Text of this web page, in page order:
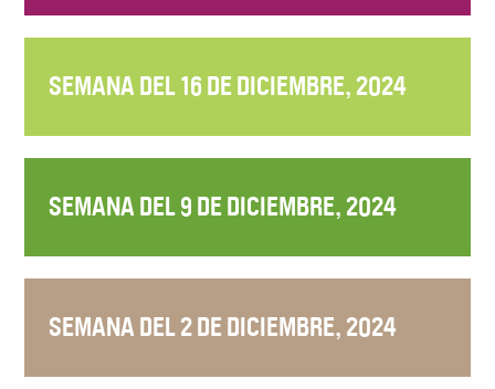
SEMANA DEL 16 DE DICIEMBRE, 2024
SEMANA DEL 9 DE DICIEMBRE, 2024
SEMANA DEL 2 DE DICIEMBRE, 2024